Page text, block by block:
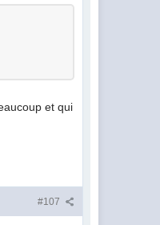
et qui
#107